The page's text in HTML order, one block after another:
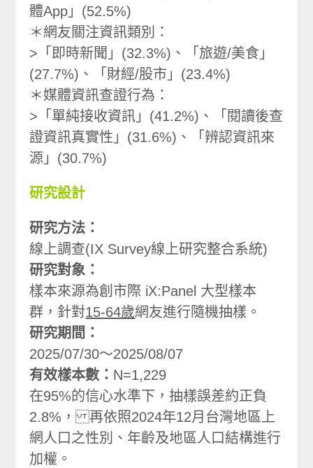
體App」(52.5%)
＊網友關注資訊類別：
>「即時新聞」(32.3%)、「旅遊/美食」
(27.7%)、「財經/股市」(23.4%)
＊媒體資訊查證行為：
>「單純接收資訊」(41.2%)、「閱讀後查
證資訊真實性」(31.6%)、「辨認資訊來
源」(30.7%)
研究設計
研究方法：
線上調查(IX Survey線上研究整合系統)
研究對象：
樣本來源為創市際 iX:Panel 大型樣本
群，針對15-64歲網友進行隨機抽樣。
研究期間：
2025/07/30～2025/08/07
有效樣本數： N=1,229
在95%的信心水準下，抽樣誤差約正負
2.8%， 再依照2024年12月台灣地區上
網人口之性別、年齡及地區人口結構進行
加權。